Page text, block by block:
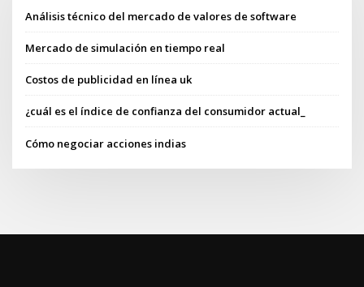
Análisis técnico del mercado de valores de software
Mercado de simulación en tiempo real
Costos de publicidad en línea uk
¿cuál es el índice de confianza del consumidor actual_
Cómo negociar acciones indias